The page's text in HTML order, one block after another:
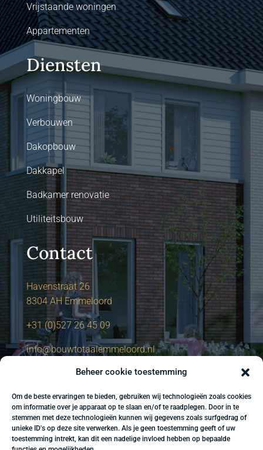
Beheer cookie toestemming
Om de beste ervaringen te bieden, gebruiken wij technologieën zoals cookies
om informatie over je apparaat op te slaan en/of te raadplegen. Door in te
stemmen met deze technologieën kunnen wij gegevens zoals surfgedrag of
unieke ID's op deze site verwerken. Als je geen toestemming geeft of uw
toestemming intrekt, kan dit een nadelige invloed hebben op bepaalde
Vrijstaande woningen
Appartementen
Diensten
Woningbouw
Verbouwen
Dakopbouw
Dakkapel
Badkamer renovatie
Utiliteitsbouw
Contact
Havenstraat 26
8304 AH Emmeloord
+31 (0)527 26 45 09
info@bouwtotaalemmeloord.nl